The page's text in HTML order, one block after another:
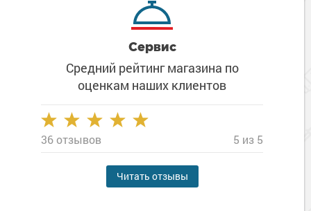
Сервис
Средний рейтинг магазина по
оценкам наших клиентов
36 отзывов 5 из 5
Читать отзывы